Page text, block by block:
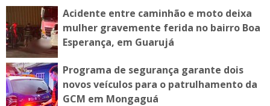
Acidente entre caminhão e moto deixa
mulher gravemente ferida no bairro Boa
Esperança, em Guarujá
Programa de segurança garante dois
novos veículos para o patrulhamento da
GCM em Mongaguá